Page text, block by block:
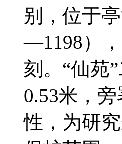
别，位于
—1198）
刻。“仙苑
0.53米，
性，为研